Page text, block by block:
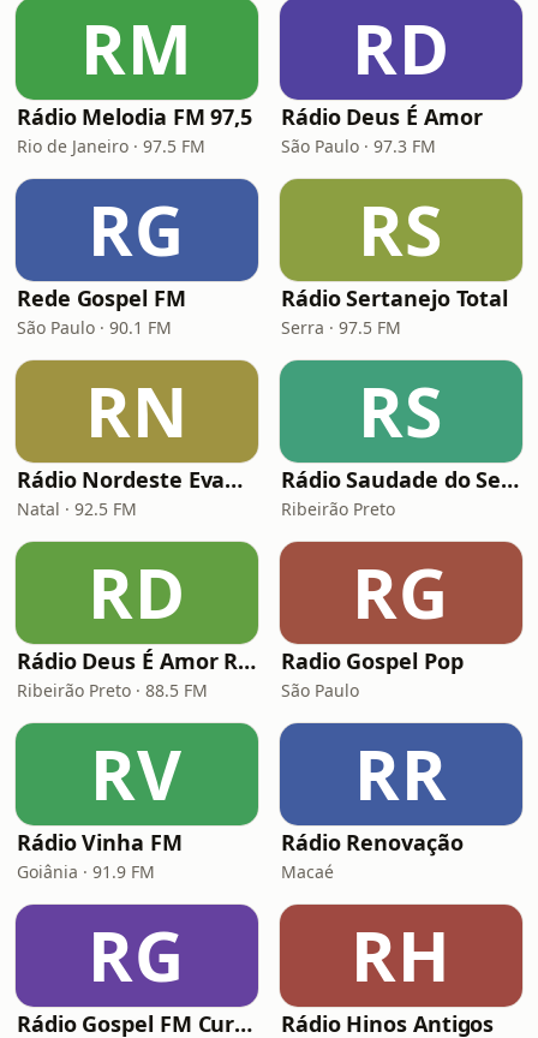
RM
Rádio Melodia FM 97,5
Rio de Janeiro · 97.5 FM
RD
Rádio Deus É Amor
São Paulo · 97.3 FM
RG
Rede Gospel FM
São Paulo · 90.1 FM
RS
Rádio Sertanejo Total
Serra · 97.5 FM
RN
Rádio Nordeste Evangélica
Natal · 92.5 FM
RS
Rádio Saudade do Sertão
Ribeirão Preto
RD
Rádio Deus É Amor Ribeirão Preto
Ribeirão Preto · 88.5 FM
RG
Radio Gospel Pop
São Paulo
RV
Rádio Vinha FM
Goiânia · 91.9 FM
RR
Rádio Renovação
Macaé
RG
Rádio Gospel FM Curitiba
RH
Rádio Hinos Antigos